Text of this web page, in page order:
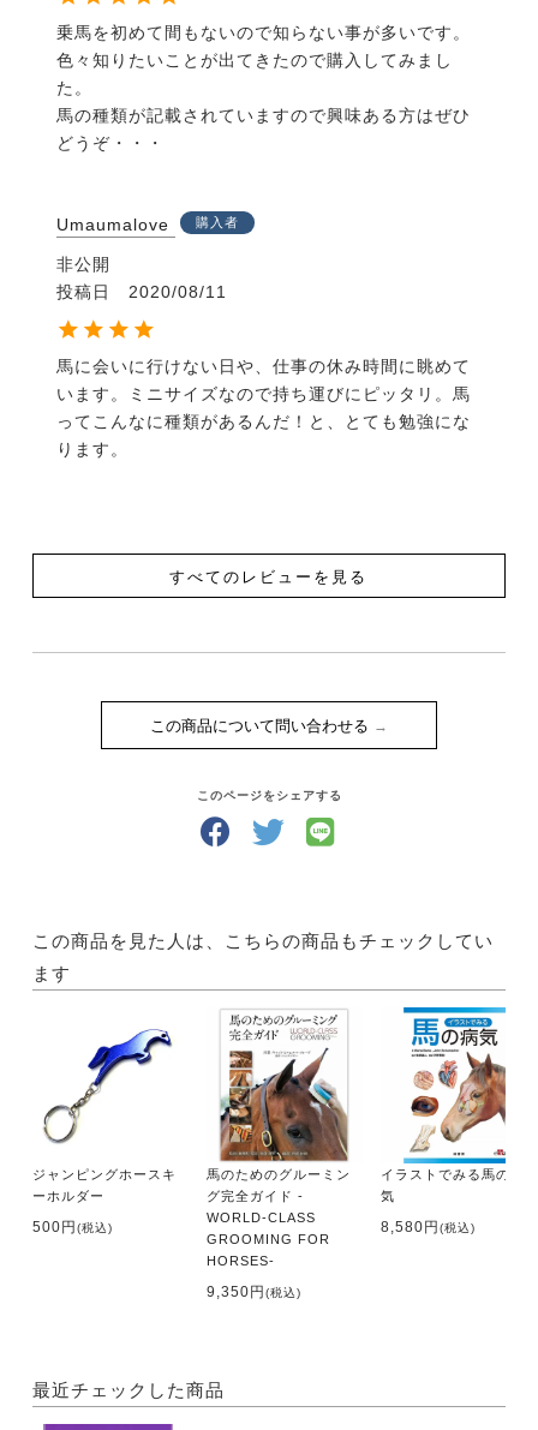
・監修 キム-デニス・ブライアン
・訳者 伊藤 伸子
・サイズ A5変
・出版社 化学同人
乗馬を初めて間もないので知らない事が多いです。
色々知りたいことが出てきたので購入してみまし
た。
馬の種類が記載されていますので興味ある方はぜひ
どうぞ・・・
Umaumalove 購入者
非公開
投稿日
2020/08/11
馬に会いに行けない日や、仕事の休み時間に眺めて
います。ミニサイズなので持ち運びにピッタリ。馬
ってこんなに種類があるんだ！と、とても勉強にな
ります。
すべてのレビューを見る
この商品について問い合わせる
このページをシェアする
この商品を見た人は、こちらの商品もチェックしてい
ます
ジャンピングホースキ
ーホルダー
500円(税込)
馬のためのグルーミン
グ完全ガイド -
WORLD-CLASS
GROOMING FOR
HORSES-
9,350円(税込)
イラストでみる馬の病
気
8,580円(税込)
最近チェックした商品